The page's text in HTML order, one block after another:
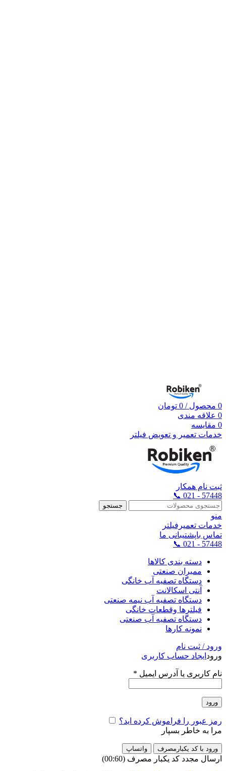
0 محصول /
0 تومان
0 علاقه مندی
0 مقایسه
خدمات تعمیر و تعویض فیلتر
ثبت نام همکار
57448 - 021 📞
جستجو
منو
خدمات تعمیرفیلتر
تماس باپشتیبانی ما
57448 - 021 📞
دسته بندی کالاها
ممبران صنعتی
دستگاه تصفیه آب خانگی
آنتی اسکالانت
دستگاه تصفیه آب نیمه صنعتی
فیلترها وقطعات خانگی
دستگاه تصفیه آب صنعتی
نمونه کارها
ورود / ثبت نام
ورود ایجاد حساب کاربری
نام کاربری یا آدرس ایمیل *
ورود
رمز عبور را فراموش کرده اید؟
مرا به خاطر بسپار
ورود با کد یکبارمصرف واتساپ
ارسال مجدد کد یکبار مصرف (00:
60
)